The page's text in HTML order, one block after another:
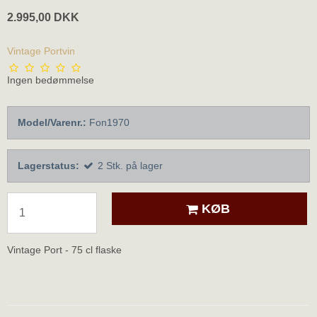
2.995,00 DKK
Vintage Portvin
Ingen bedømmelse
Model/Varenr.: Fon1970
Lagerstatus: 2 Stk. på lager
KØB
Vintage Port - 75 cl flaske